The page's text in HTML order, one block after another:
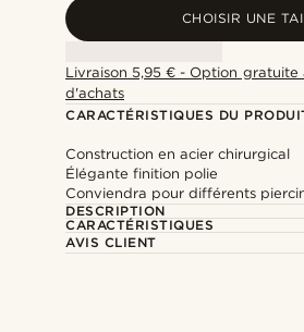
CHOISIR UNE
Livraison 5,95 € - Option
d'achats
CARACTÉRISTIQUES DU
Construction en acier chirurgical
Élégante finition polie
Conviendra pour différents
DESCRIPTION
CARACTÉRISTIQUES
AVIS CLIENT